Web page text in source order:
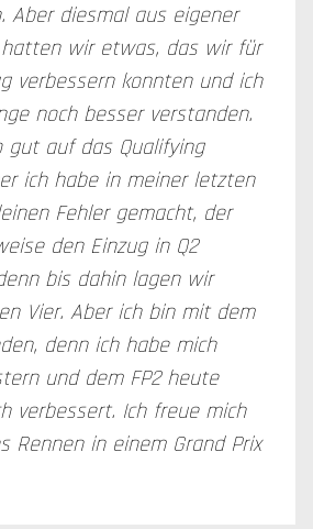
Aber diesmal aus eigener
hatten wir etwas, das wir für
verbessern konnten und ich
noch besser verstanden.
gut auf das Qualifying
ich habe in meiner letzten
Fehler gemacht, der
den Einzug in Q2
bis dahin lagen wir
Vier. Aber ich bin mit dem
denn ich habe mich
und dem FP2 heute
verbessert. Ich freue mich
Rennen in einem Grand Prix